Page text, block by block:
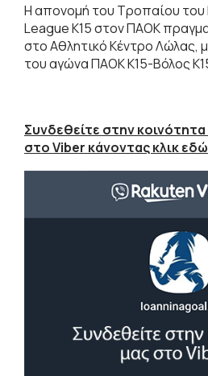
Η απονομή του Τροπαίου
League Κ15 στον ΠΑΟΚ
στο Αθλητικό Κέντρο Λώλας,
του αγώνα ΠΑΟΚ K15-Βόλος
Συνδεθείτε στην
στο Viber κάνοντας κλικ